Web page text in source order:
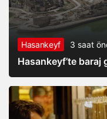
Hasankeyf 3 saat
Hasankeyf’te baraj